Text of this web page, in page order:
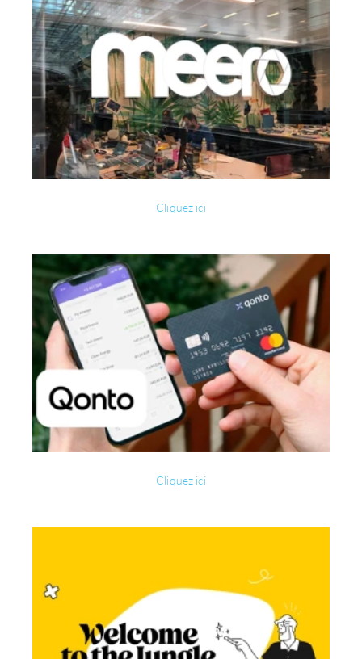
Cliquez ici
Cliquez ici